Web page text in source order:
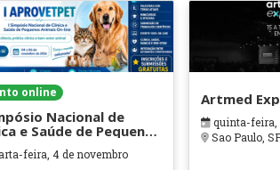
online
Nacional de
e Saúde de Pequenos
Online (I
feira, 4 de novembro
Artmed
quinta-feira,
Sao Paulo,